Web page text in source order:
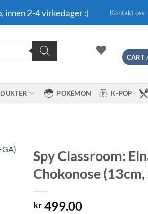
innen 2-4 virkedager :) Kontakt oss
CART
POKÉMON K-POP
Spy Classroom:
Chokonose (13cm,
kr499.00